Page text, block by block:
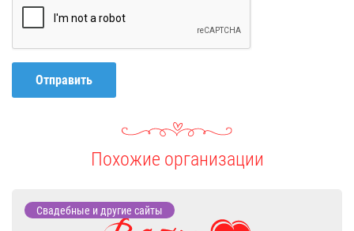
Отправить
Похожие организации
Свадебные и другие сайты